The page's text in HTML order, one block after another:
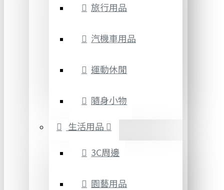
旅行用品
汽機車用品
運動休閒
隨身小物
生活用品
3C周邊
園藝用品